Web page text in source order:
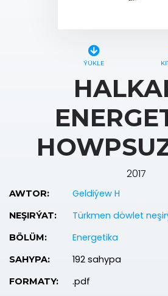
ÝÜKLE
2017
AWTOR: Geldiýew H
NEŞIRÝAT: Türkmen döwlet
BÖLÜM: Energetika
SAHYPA: 192 sahypa
FORMATY: .pdf